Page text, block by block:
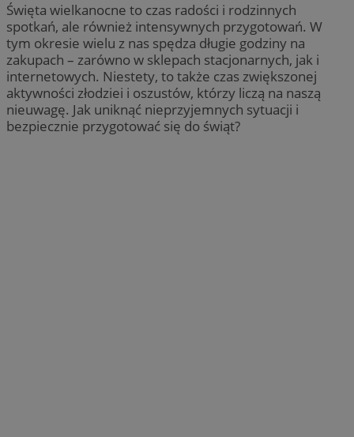
Święta wielkanocne to czas radości i rodzinnych
spotkań, ale również intensywnych przygotowań. W
tym okresie wielu z nas spędza długie godziny na
zakupach – zarówno w sklepach stacjonarnych, jak i
internetowych. Niestety, to także czas zwiększonej
aktywności złodziei i oszustów, którzy liczą na naszą
nieuwagę. Jak uniknąć nieprzyjemnych sytuacji i
bezpiecznie przygotować się do świąt?